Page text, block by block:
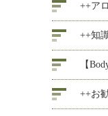
++ア
++知
【
++お